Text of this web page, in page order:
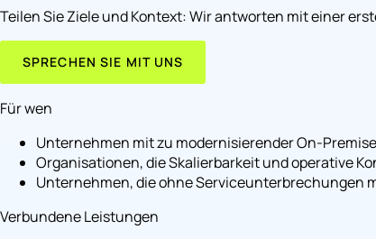
Teilen Sie Ziele und Kontext: Wir antworten mit einer
SPRECHEN SIE MIT UNS
Für wen
Unternehmen mit zu modernisierender On-
Organisationen, die Skalierbarkeit und operative
Unternehmen, die ohne Serviceunterbrechungen
Verbundene Leistungen